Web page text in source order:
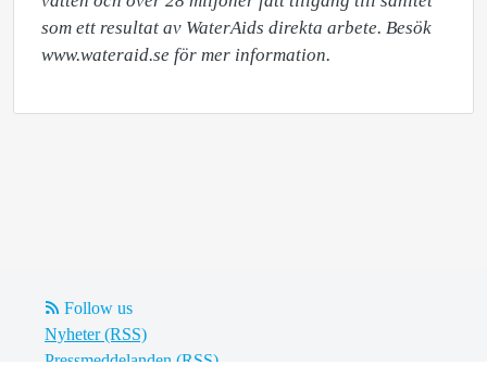
som ett resultat av WaterAids direkta arbete. Besök
www.wateraid.se för mer information.
Follow us
Nyheter (RSS)
Pressmeddelanden (RSS)